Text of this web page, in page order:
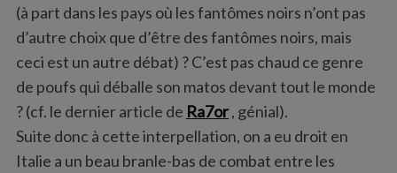
(à part dans les pays où les fantômes noirs n’ont pas
d’autre choix que d’être des fantômes noirs, mais
ceci est un autre débat) ? C’est pas chaud ce genre
de poufs qui déballe son matos devant tout le monde
? (cf. le dernier article de Ra7or, génial).
Suite donc à cette interpellation, on a eu droit en
Italie a un beau branle-bas de combat entre les